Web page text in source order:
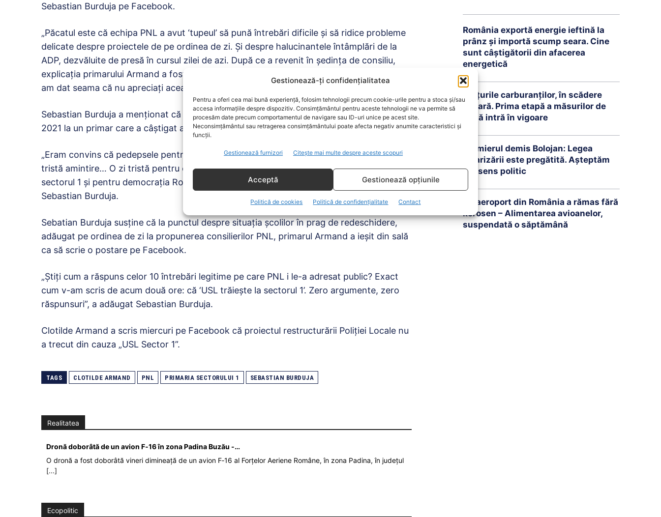
Gestionează-ți confidențialitatea
Pentru a oferi cea mai bună experiență, folosim tehnologii precum cookie-urile pentru a stoca și/sau
accesa informațiile despre dispozitiv. Consimțământul pentru aceste tehnologii ne va permite să
procesăm date precum comportamentul de navigare sau ID-uri unice pe acest site.
Neconsimțământul sau retragerea consimțământului poate afecta negativ anumite caracteristici și
funcții.
Gestionează furnizori Citește mai multe despre aceste scopuri
Acceptă Gestionează opțiunile
Politică de cookies Politică de confidențialitate Contact
Sebastian Burduja pe Facebook.
„Păcatul este că echipa PNL a avut ‘tupeul’ să pună întrebări dificile şi să ridice probleme
delicate despre proiectele de pe ordinea de zi. Şi despre halucinantele întâmplări de la
ADP, dezvăluite de presă în cursul zilei de azi. După ce a revenit în şedinţa de consiliu,
explicaţia primarului Armand a fost aceasta: ‘V-am făcut o concesie cu acel birou, dar mi-
am dat seama că nu apreciaţi această concesie’”, a scris Sebastian Burduja pe Facebook.
Sebastian Burduja a menţionat că nu credea că astfel de manifestări sunt posibile în anul
2021 la un primar care a câştigat alegerile într-un parteneriat.
„Eram convins că pedepsele pentru nesupunere sunt doar file de istorie din vremuri de
tristă amintire… O zi tristă pentru comunitatea noastră, pentru administraţia locală din
sectorul 1 şi pentru democraţia României. Ţara asta merita mult mai mult”, consideră
Sebastian Burduja.
Sebatian Burduja susţine că la punctul despre situaţia şcolilor în prag de redeschidere,
adăugat pe ordinea de zi la propunerea consilierilor PNL, primarul Armand a ieşit din sală
ca să scrie o postare pe Facebook.
„Ştiţi cum a răspuns celor 10 întrebări legitime pe care PNL i le-a adresat public? Exact
cum v-am scris de acum două ore: că ‘USL trăieşte la sectorul 1’. Zero argumente, zero
răspunsuri”, a adăugat Sebastian Burduja.
Clotilde Armand a scris miercuri pe Facebook că proiectul restructurării Poliţiei Locale nu
a trecut din cauza „USL Sector 1”.
TAGS CLOTILDE ARMAND PNL PRIMARIA SECTORULUI 1 SEBASTIAN BURDUJA
Realitatea
Dronă doborâtă de un avion F‑16 în zona Padina Buzău -…
O dronă a fost doborâtă vineri dimineață de un avion F‑16 al Forțelor Aeriene Române, în zona Padina, în județul
[...]
Ecopolitic
România exportă energie ieftină la
prânz și importă scump seara. Cine
sunt câștigătorii din afacerea
energetică
Prețurile carburanților, în scădere
ușoară. Prima etapă a măsurilor de
criză intră în vigoare
Premierul demis Bolojan: Legea
salarizării este pregătită. Așteptăm
consens politic
Un aeroport din România a rămas fără
kerosen – Alimentarea avioanelor,
suspendată o săptămână